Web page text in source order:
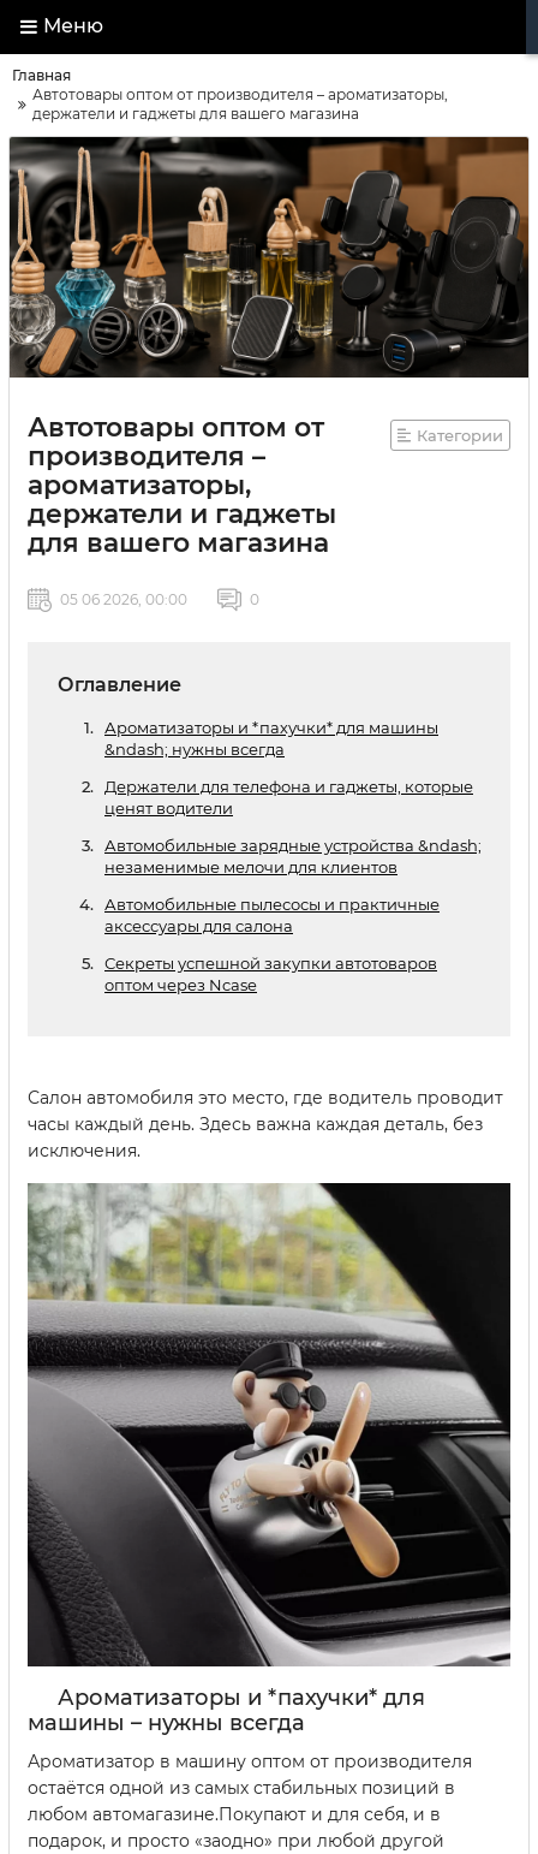
Меню
Главная
Автотовары оптом от производителя – ароматизаторы,
держатели и гаджеты для вашего магазина
Автотовары оптом от
производителя –
ароматизаторы,
держатели и гаджеты
для вашего магазина
Категории
05 06 2026, 00:00 0
Оглавление
Ароматизаторы и *пахучки* для машины
&ndash; нужны всегда
Держатели для телефона и гаджеты, которые
ценят водители
Автомобильные зарядные устройства &ndash;
незаменимые мелочи для клиентов
Автомобильные пылесосы и практичные
аксессуары для салона
Секреты успешной закупки автотоваров
оптом через Ncase
Салон автомобиля это место, где водитель проводит
часы каждый день. Здесь важна каждая деталь, без
исключения.
Ароматизаторы и *пахучки* для
машины – нужны всегда
Ароматизатор в машину оптом от производителя
остаётся одной из самых стабильных позиций в
любом автомагазине.Покупают и для себя, и в
подарок, и просто «заодно» при любой другой